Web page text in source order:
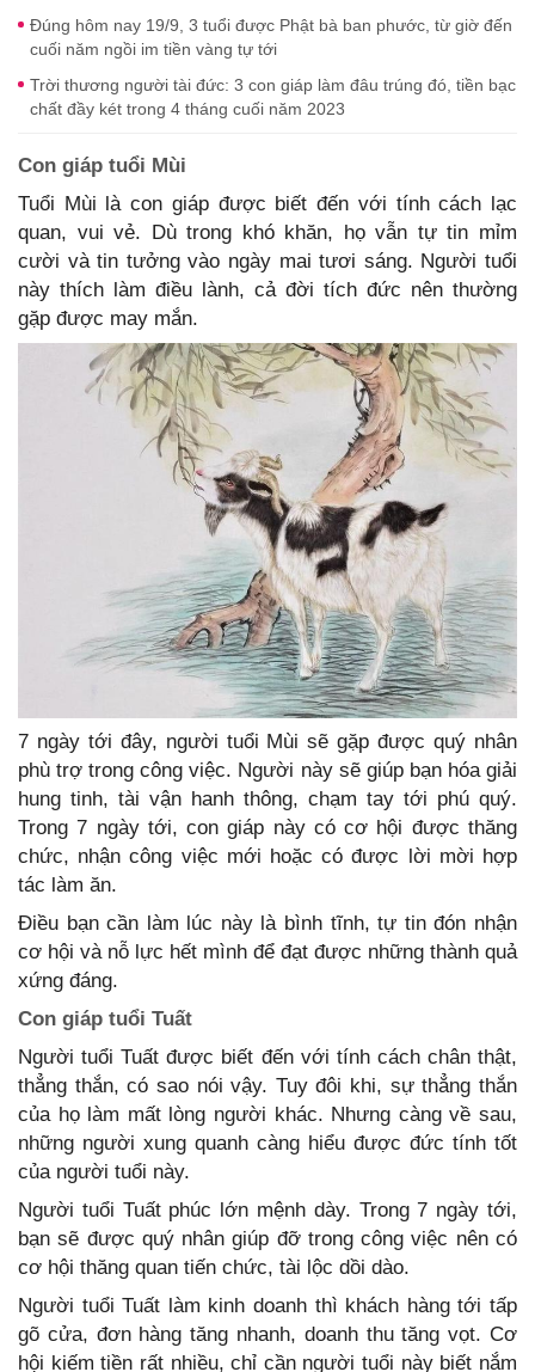
Đúng hôm nay 19/9, 3 tuổi được Phật bà ban phước, từ giờ đến
cuối năm ngồi im tiền vàng tự tới
Trời thương người tài đức: 3 con giáp làm đâu trúng đó, tiền bạc
chất đầy két trong 4 tháng cuối năm 2023
Con giáp tuổi Mùi
Tuổi Mùi là con giáp được biết đến với tính cách lạc
quan, vui vẻ. Dù trong khó khăn, họ vẫn tự tin mỉm
cười và tin tưởng vào ngày mai tươi sáng. Người tuổi
này thích làm điều lành, cả đời tích đức nên thường
gặp được may mắn.
7 ngày tới đây, người tuổi Mùi sẽ gặp được quý nhân
phù trợ trong công việc. Người này sẽ giúp bạn hóa giải
hung tinh, tài vận hanh thông, chạm tay tới phú quý.
Trong 7 ngày tới, con giáp này có cơ hội được thăng
chức, nhận công việc mới hoặc có được lời mời hợp
tác làm ăn.
Điều bạn cần làm lúc này là bình tĩnh, tự tin đón nhận
cơ hội và nỗ lực hết mình để đạt được những thành quả
xứng đáng.
Con giáp tuổi Tuất
Người tuổi Tuất được biết đến với tính cách chân thật,
thẳng thắn, có sao nói vậy. Tuy đôi khi, sự thẳng thắn
của họ làm mất lòng người khác. Nhưng càng về sau,
những người xung quanh càng hiểu được đức tính tốt
của người tuổi này.
Người tuổi Tuất phúc lớn mệnh dày. Trong 7 ngày tới,
bạn sẽ được quý nhân giúp đỡ trong công việc nên có
cơ hội thăng quan tiến chức, tài lộc dồi dào.
Người tuổi Tuất làm kinh doanh thì khách hàng tới tấp
gõ cửa, đơn hàng tăng nhanh, doanh thu tăng vọt. Cơ
hội kiếm tiền rất nhiều, chỉ cần người tuổi này biết nắm